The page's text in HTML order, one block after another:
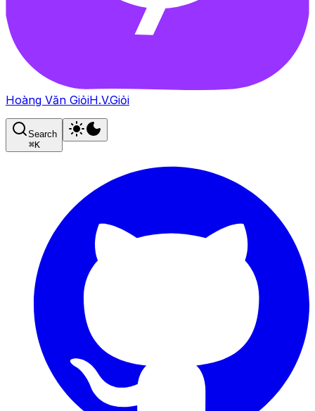
Hoàng Văn GiỏiH.V.Giỏi
Search
⌘K